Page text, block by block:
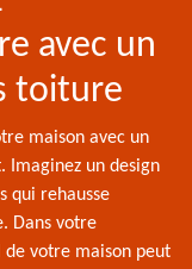
avec un
toiture
maison avec un
Imaginez un design
qui rehausse
Dans votre
votre maison peut